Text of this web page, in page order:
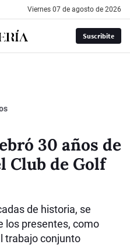
viernes 07 de agosto de 2026
Suscribite
30 años de
Club de Golf
de historia, se
los presentes, como
trabajo conjunto